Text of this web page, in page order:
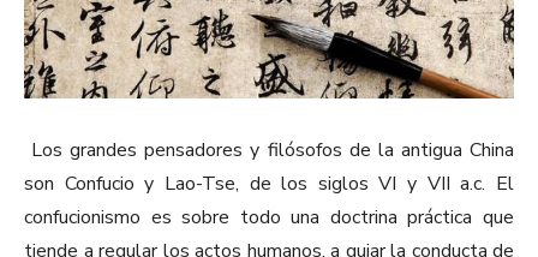
Los grandes pensadores y filósofos de la antigua China
son Confucio y Lao-Tse, de los siglos VI y VII a.c. El
confucionismo es sobre todo una doctrina práctica que
tiende a regular los actos humanos, a guiar la conducta de